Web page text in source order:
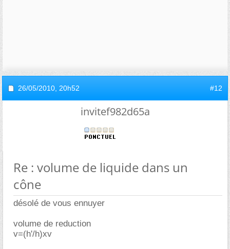
26/05/2010, 20h52 #12
invitef982d65a
Re : volume de liquide dans un
cône
désolé de vous ennuyer
volume de reduction
v=(h'/h)xv